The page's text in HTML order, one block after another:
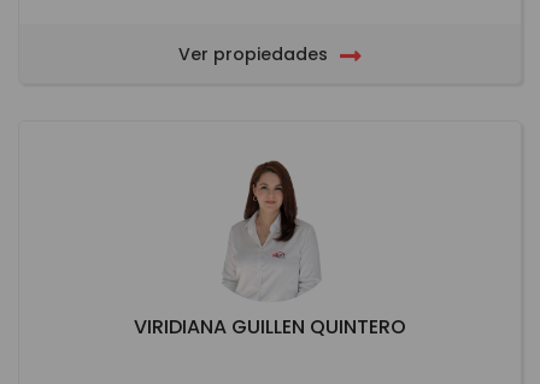
Ver propiedades
VIRIDIANA GUILLEN QUINTERO